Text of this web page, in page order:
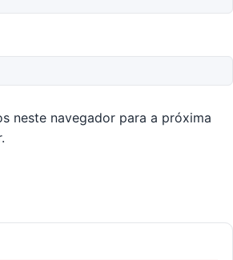
neste navegador para a próxima